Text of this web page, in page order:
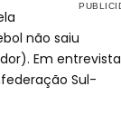
não saiu
Em entrevista
Sul-